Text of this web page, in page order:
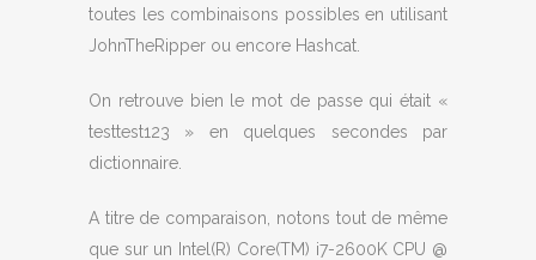
toutes les combinaisons possibles en utilisant
JohnTheRipper ou encore Hashcat.
On retrouve bien le mot de passe qui était «
testtest123 » en quelques secondes par
dictionnaire.
A titre de comparaison, notons tout de même
que sur un Intel(R) Core(TM) i7-2600K CPU @